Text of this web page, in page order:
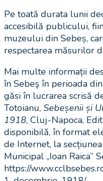
Pe toată durata lunii
accesibilă publicului,
muzeului din Sebeș,
respectarea măsurilor
Mai multe informații
în Sebeş în perioada
găsi în lucrarea scrisă
Totoianu, Sebeșenii și
1918, Cluj-Napoca,
disponibilă, în format
de Internet, la
Municipal „Ioan Raica”
https://